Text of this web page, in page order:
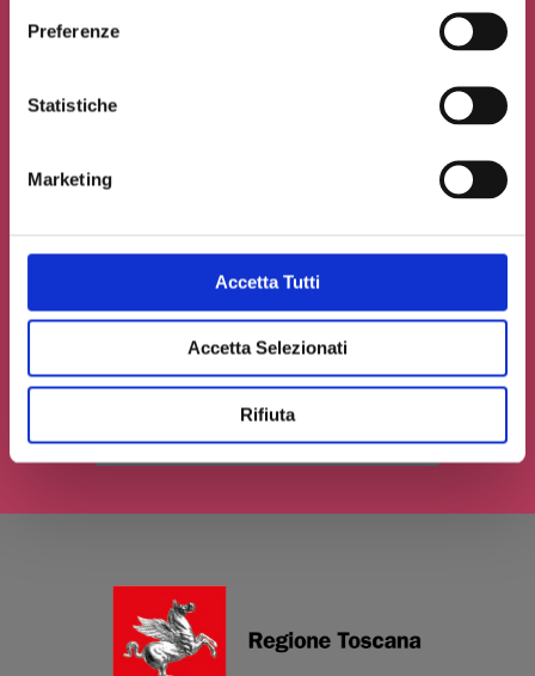
Preferenze
Statistiche
Marketing
Accetta Tutti
Accetta Selezionati
Rifiuta
Carica un file se necessario
INVIA IL TUO CONTRIBUTO